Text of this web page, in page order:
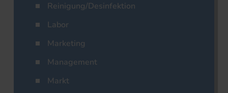
Reinigung/Desinfektion
Labor
Marketing
Management
Markt